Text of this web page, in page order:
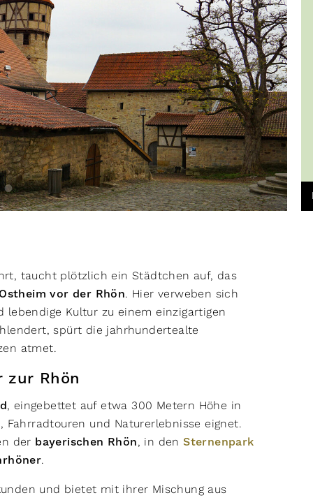
taucht plötzlich ein Städtchen auf, das
vor der Rhön. Hier verweben sich
Kultur zu einem einzigartigen
spürt die jahrhundertealte
atmet.
zur Rhön
, eingebettet auf etwa 300 Metern Höhe in
und Naturerlebnisse eignet.
der bayerischen Rhön, in den Sternenpark
.
und bietet mit ihrer Mischung aus